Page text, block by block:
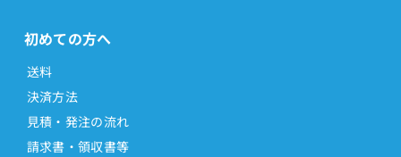
初めての方へ
送料
決済方法
見積・発注の流れ
請求書・領収書等